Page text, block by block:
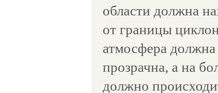
области должна
от границы
атмосфера
прозрачна, а на
должно